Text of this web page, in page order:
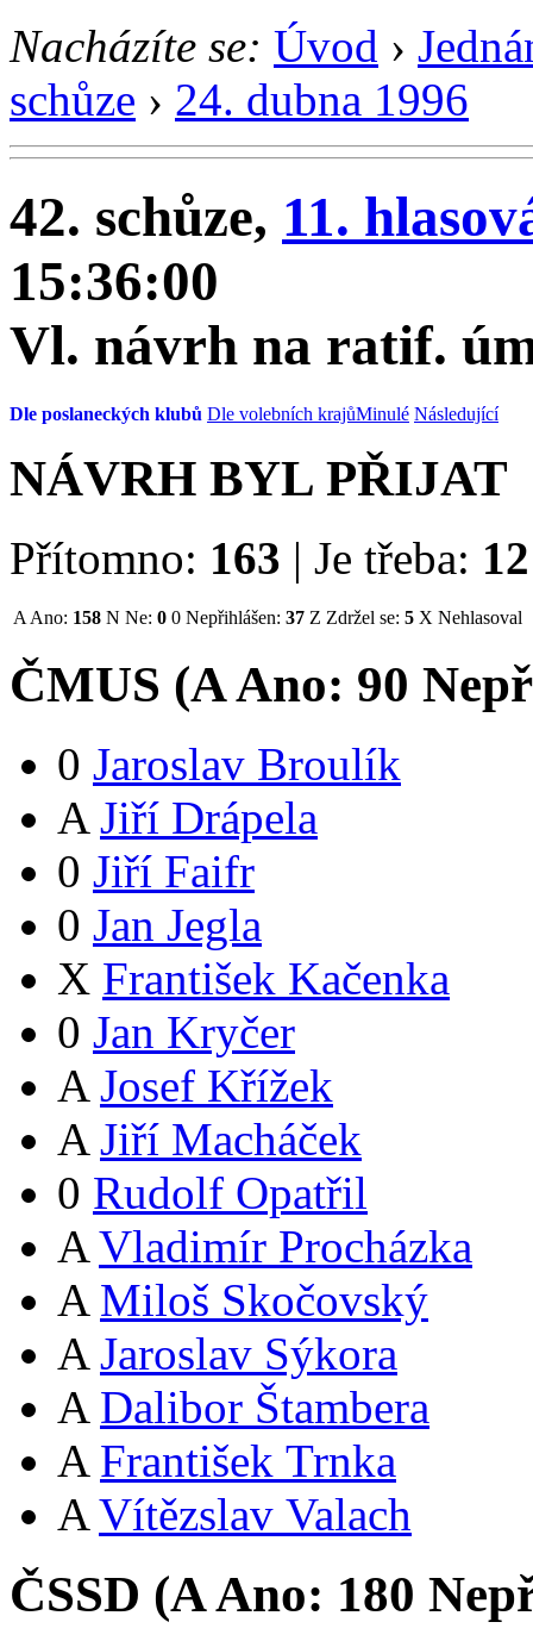
Nacházíte se: Úvod ›
schůze › 24. dubna 1996
42. schůze, 11.
15:36:00
Vl. návrh na ratif.
Dle poslaneckých klubů Dle volebních krajůMinulé Následující
NÁVRH BYL PŘIJAT
Přítomno: 163 | Je třeba:
A Ano: 158 N Ne: 0 0 Nepřihlášen: 37 Z Zdržel se: 5 X Nehlasoval
ČMUS (AAno: 90
0 Jaroslav Broulík
A Jiří Drápela
0 Jiří Faifr
0 Jan Jegla
X František Kačenka
0 Jan Kryčer
A Josef Křížek
A Jiří Macháček
0 Rudolf Opatřil
A Vladimír Procházka
A Miloš Skočovský
A Jaroslav Sýkora
A Dalibor Štambera
A František Trnka
A Vítězslav Valach
ČSSD (AAno: 180